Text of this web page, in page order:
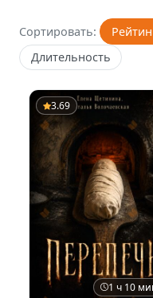
Сортировать:
Длительность
3.69
1 ч 10